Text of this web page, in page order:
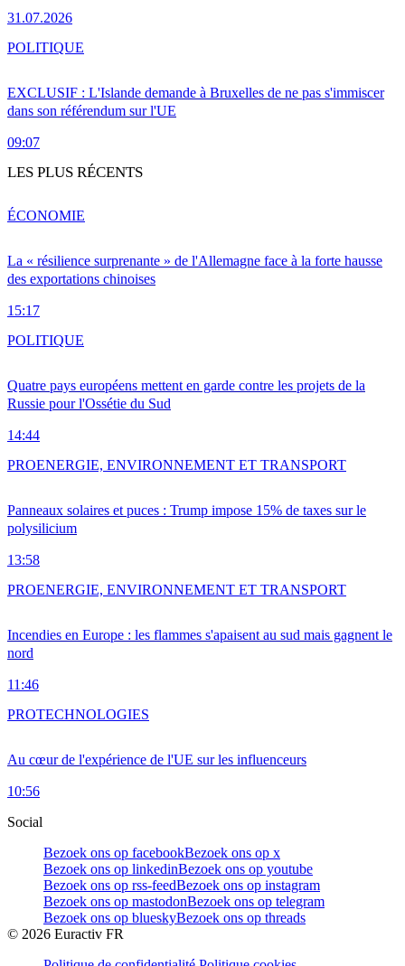
31.07.2026
EXCLUSIF : L'Islande demande à Bruxelles de ne pas s'immiscer
dans son référendum sur l'UE
09:07
POLITIQUE
LES PLUS RÉCENTS
La « résilience surprenante » de l'Allemagne face à la forte hausse
des exportations chinoises
15:17
ÉCONOMIE
Quatre pays européens mettent en garde contre les projets de la
Russie pour l'Ossétie du Sud
14:44
POLITIQUE
Panneaux solaires et puces : Trump impose 15% de taxes sur le
polysilicium
13:58
PROENERGIE, ENVIRONNEMENT ET TRANSPORT
Incendies en Europe : les flammes s'apaisent au sud mais gagnent le
nord
11:46
PROENERGIE, ENVIRONNEMENT ET TRANSPORT
Au cœur de l'expérience de l'UE sur les influenceurs
10:56
PROTECHNOLOGIES
Social
Bezoek ons op facebookBezoek ons op x
Bezoek ons op linkedinBezoek ons op youtube
Bezoek ons op rss-feedBezoek ons op instagram
Bezoek ons op mastodonBezoek ons op telegram
Bezoek ons op blueskyBezoek ons op threads
© 2026 Euractiv FR